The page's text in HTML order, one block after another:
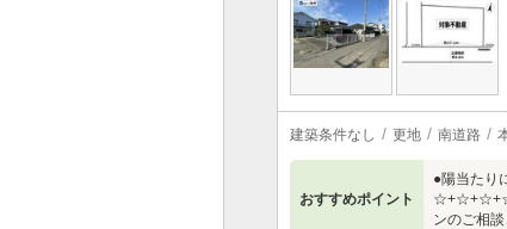
建築条件なし 更地 南道路
おすすめポイント
●陽当たり
ンのご相